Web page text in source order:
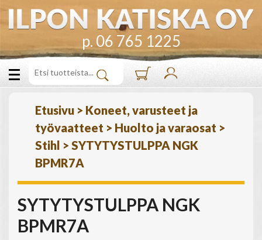
p. 06 765 1225
Etusivu > Koneet, varusteet ja
työvaatteet > Huolto ja varaosat >
Stihl > SYTYTYSTULPPA NGK
BPMR7A
SYTYTYSTULPPA NGK
BPMR7A